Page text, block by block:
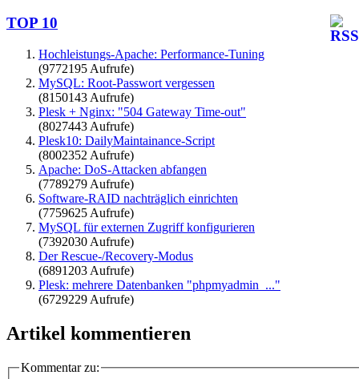
TOP 10
Hochleistungs-Apache: Performance-Tuning
(9772195 Aufrufe)
MySQL: Root-Passwort vergessen
(8150143 Aufrufe)
Plesk + Nginx: "504 Gateway Time-out"
(8027443 Aufrufe)
Plesk10: DailyMaintainance-Script
(8002352 Aufrufe)
Apache: DoS-Attacken abfangen
(7789279 Aufrufe)
Software-RAID nachträglich einrichten
(7759625 Aufrufe)
MySQL für externen Zugriff konfigurieren
(7392030 Aufrufe)
Der Rescue-/Recovery-Modus
(6891203 Aufrufe)
Plesk: mehrere Datenbanken "phpmyadmin_..."
(6729229 Aufrufe)
Artikel kommentieren
Kommentar zu: